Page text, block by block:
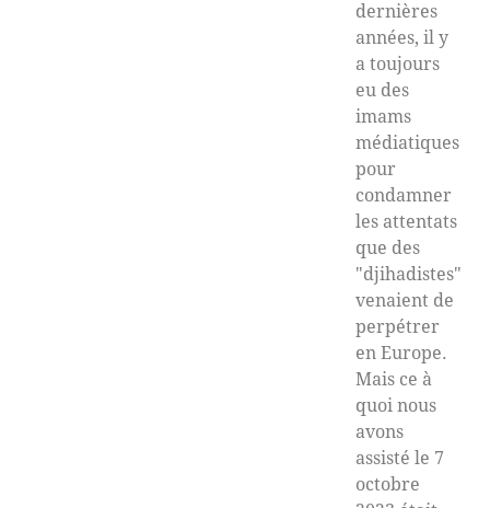
dernières
années, il y
a toujours
eu des
imams
médiatiques
pour
condamner
les attentats
que des
"djihadistes"
venaient de
perpétrer
en Europe.
Mais ce à
quoi nous
avons
assisté le 7
octobre